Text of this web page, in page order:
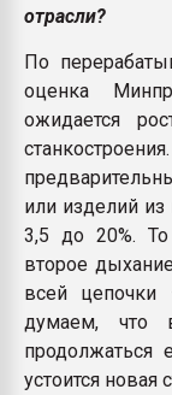
отрасли?
По
оценка
ожидается
или изделий из
3,5 до 20%. То
второе
всей
думаем, что
продолжаться
устоится новая